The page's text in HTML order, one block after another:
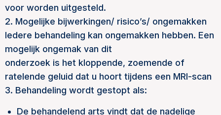
voor worden uitgesteld.
2. Mogelijke bijwerkingen/ risico’s/ ongemakken
Iedere behandeling kan ongemakken hebben. Een
mogelijk ongemak van dit
onderzoek is het kloppende, zoemende of
ratelende geluid dat u hoort tijdens een MRI-scan
3. Behandeling wordt gestopt als:
De behandelend arts vindt dat de nadelige